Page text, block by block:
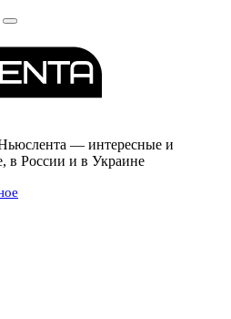
— интересные и
в России и в Украине